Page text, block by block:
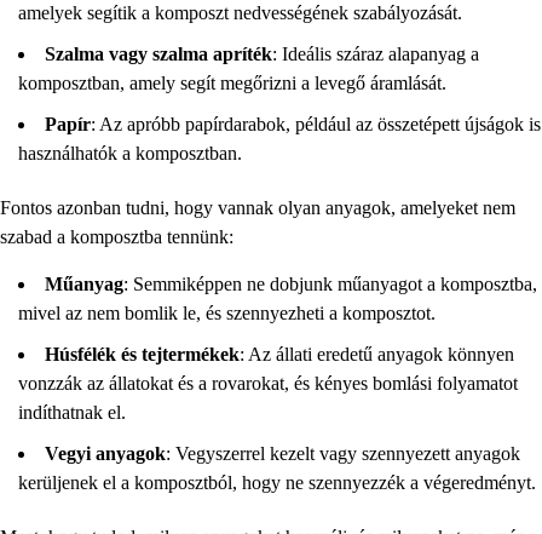
amelyek segítik a komposzt nedvességének szabályozását.
Szalma vagy szalma apríték: Ideális száraz alapanyag a
komposztban, amely segít megőrizni a levegő áramlását.
Papír: Az apróbb papírdarabok, például az összetépett újságok is
használhatók a komposztban.
Fontos azonban tudni, hogy vannak olyan anyagok, amelyeket nem
szabad a komposztba tennünk:
Műanyag: Semmiképpen ne dobjunk műanyagot a komposztba,
mivel az nem bomlik le, és szennyezheti a komposztot.
Húsfélék és tejtermékek: Az állati eredetű anyagok könnyen
vonzzák az állatokat és a rovarokat, és kényes bomlási folyamatot
indíthatnak el.
Vegyi anyagok: Vegyszerrel kezelt vagy szennyezett anyagok
kerüljenek el a komposztból, hogy ne szennyezzék a végeredményt.